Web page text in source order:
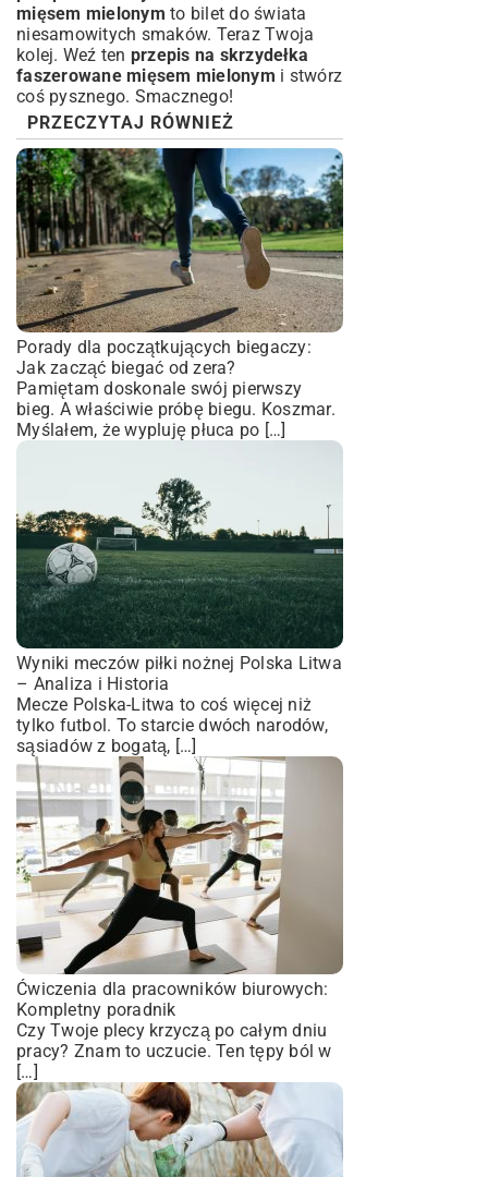
mięsem mielonym to bilet do świata
niesamowitych smaków. Teraz Twoja
kolej. Weź ten przepis na skrzydełka
faszerowane mięsem mielonym i stwórz
coś pysznego. Smacznego!
PRZECZYTAJ RÓWNIEŻ
Porady dla początkujących biegaczy:
Jak zacząć biegać od zera?
Pamiętam doskonale swój pierwszy
bieg. A właściwie próbę biegu. Koszmar.
Myślałem, że wypluję płuca po […]
Wyniki meczów piłki nożnej Polska Litwa
– Analiza i Historia
Mecze Polska-Litwa to coś więcej niż
tylko futbol. To starcie dwóch narodów,
sąsiadów z bogatą, […]
Ćwiczenia dla pracowników biurowych:
Kompletny poradnik
Czy Twoje plecy krzyczą po całym dniu
pracy? Znam to uczucie. Ten tępy ból w
[…]